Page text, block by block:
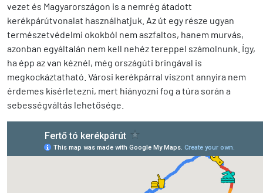
vezet és Magyarországon is a nemrég átadott
kerékpárútvonalat használhatjuk. Az út egy része ugyan
természetvédelmi okokból nem aszfaltos, hanem murvás,
azonban egyáltalán nem kell nehéz tereppel számolnunk. Így,
ha épp az van kéznél, még országúti bringával is
megkockáztatható. Városi kerékpárral viszont annyira nem
érdemes kísérletezni, mert hiányozni fog a túra során a
sebességváltás lehetősége.